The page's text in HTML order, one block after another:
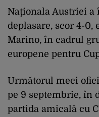
Naţionala Austriei
deplasare, scor 4-0,
Marino, în cadrul
europene pentru
Următorul meci
pe 9 septembrie, în
partida amicală cu